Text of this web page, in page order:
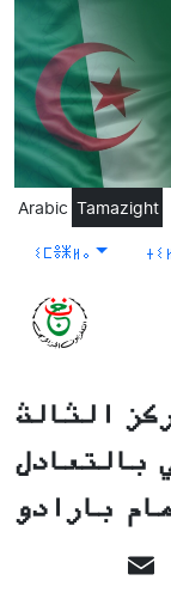
Skip to main
Arabic Tamazight
ⵉⵎⴻⵥⵍⴰ
الثالث
بالتعادل
بارادو
LinkedIn